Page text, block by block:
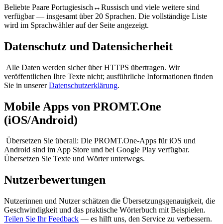
Beliebte Paare Portugiesisch↔Russisch und viele weitere sind
verfügbar — insgesamt über 20 Sprachen. Die vollständige Liste
wird im Sprachwähler auf der Seite angezeigt.
Datenschutz und Datensicherheit
Alle Daten werden sicher über HTTPS übertragen. Wir
veröffentlichen Ihre Texte nicht; ausführliche Informationen finden
Sie in unsererDatenschutzerklärung.
Mobile Apps von PROMT.One
(iOS/Android)
Übersetzen Sie überall: Die PROMT.One-Apps für iOS und
Android sind im App Store und bei Google Play verfügbar.
Übersetzen Sie Texte und Wörter unterwegs.
Nutzerbewertungen
Nutzerinnen und Nutzer schätzen die Übersetzungsgenauigkeit, die
Geschwindigkeit und das praktische Wörterbuch mit Beispielen.
Teilen Sie Ihr Feedback — es hilft uns, den Service zu verbessern.